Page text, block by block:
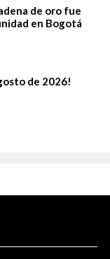
de oro fue
en Bogotá
de 2026!